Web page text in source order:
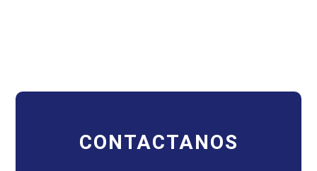
CONTACTANOS